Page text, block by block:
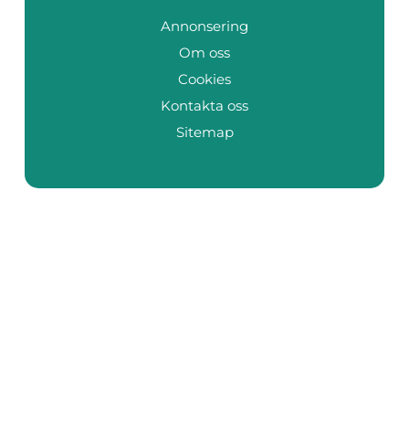
Annonsering
Om oss
Cookies
Kontakta oss
Sitemap